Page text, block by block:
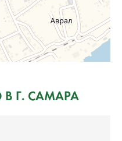
В Г. САМАРА